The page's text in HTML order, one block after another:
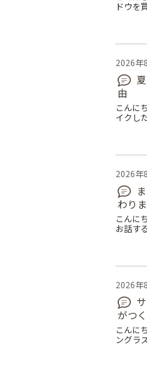
ドウを
2026年
由
こんに
イクし
2026年
わり
こんに
お話す
2026年
がつ
こんに
ングラ